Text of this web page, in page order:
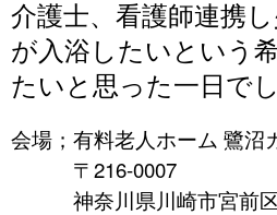
介護士、看護師連携
が入浴したいという
たいと思った一日で
会場；有料老人ホーム 鷺沼
〒216-0007
神奈川県川崎市宮前区